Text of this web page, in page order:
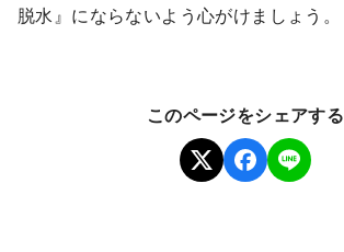
脱水』にならないよう心がけましょう。
このページをシェアする